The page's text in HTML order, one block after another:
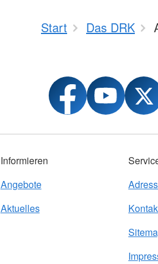
Start Das DRK
Informieren
Angebote
Aktuelles